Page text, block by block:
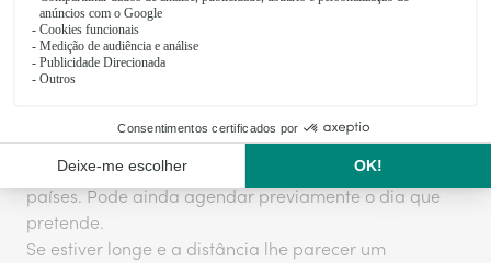
Com a Interflora, é muito simples entregar flores para
casamento. Com mais de 65 anos de experiência e
reconhecimento em entrega de flores ao domicílio em
escolhidos por si terão
a melhor qualidade e serão entregues no próprio dia
da encomenda, ou em 24 horas em mais de 150
países. Pode ainda agendar previamente o dia que
pretende.
Se estiver longe e a distância lhe parecer um